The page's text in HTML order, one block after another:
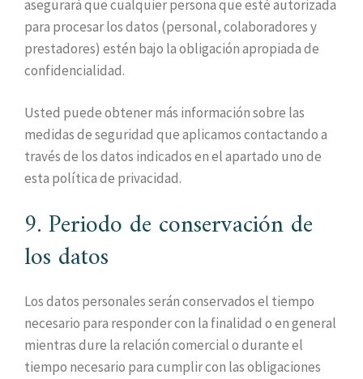
asegurará que cualquier persona que esté autorizada
para procesar los datos (personal, colaboradores y
prestadores) estén bajo la obligación apropiada de
confidencialidad.
Usted puede obtener más información sobre las
medidas de seguridad que aplicamos contactando a
través de los datos indicados en el apartado uno de
esta política de privacidad.
9. Periodo de conservación de
los datos
Los datos personales serán conservados el tiempo
necesario para responder con la finalidad o en general
mientras dure la relación comercial o durante el
tiempo necesario para cumplir con las obligaciones